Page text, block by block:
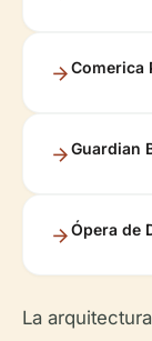
Comerica
Guardian
Ópera de
La